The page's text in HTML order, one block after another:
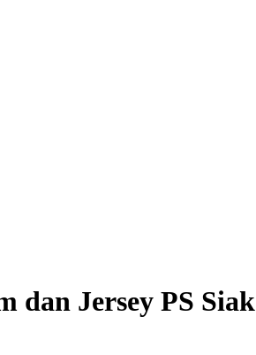
dan Jersey PS Siak